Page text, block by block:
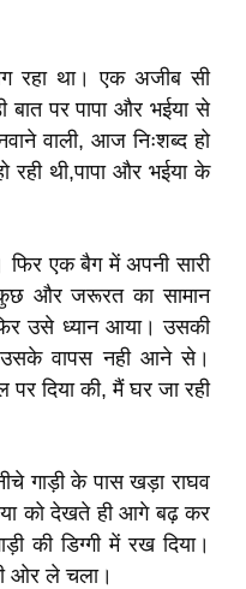
रहा था। एक अजीब सी
बात पर पापा और भईया से
वाली, आज निःशब्द हो
रही थी,पापा और भईया के
एक बैग में अपनी सारी
और जरूरत का सामान
उसे ध्यान आया। उसकी
उसके वापस नही आने से।
दिया की, मैं घर जा रही
गाड़ी के पास खड़ा राघव
को देखते ही आगे बढ़ कर
की डिग्गी में रख दिया।
ओर ले चला।